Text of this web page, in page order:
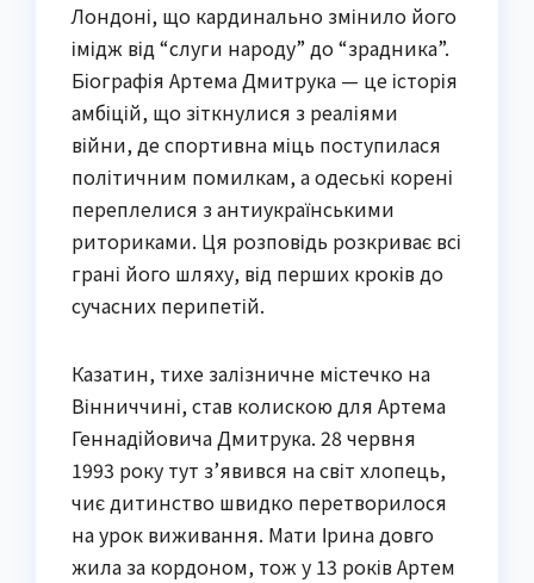
Лондоні, що кардинально змінило його
імідж від “слуги народу” до “зрадника”.
Біографія Артема Дмитрука — це історія
амбіцій, що зіткнулися з реаліями
війни, де спортивна міць поступилася
політичним помилкам, а одеські корені
переплелися з антиукраїнськими
риториками. Ця розповідь розкриває всі
грані його шляху, від перших кроків до
сучасних перипетій.
Казатин, тихе залізничне містечко на
Вінниччині, став колискою для Артема
Геннадійовича Дмитрука. 28 червня
1993 року тут з’явився на світ хлопець,
чиє дитинство швидко перетворилося
на урок виживання. Мати Ірина довго
жила за кордоном, тож у 13 років Артем